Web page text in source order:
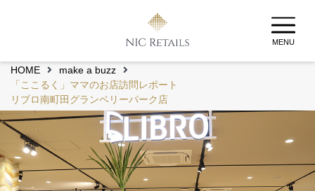
MENU
HOME
make a buzz
「ここるく」ママのお店訪問レポート
リブロ南町田グランベリーパーク店